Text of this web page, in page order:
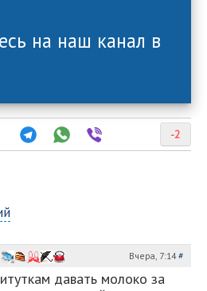
на наш канал в
-2
Вчера, 7:14#
давать молоко за